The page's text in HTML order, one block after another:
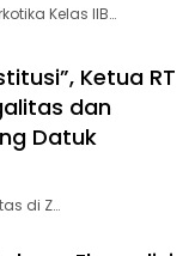
Kelas IIB…
Ketua RT
dan
Datuk
di Z…